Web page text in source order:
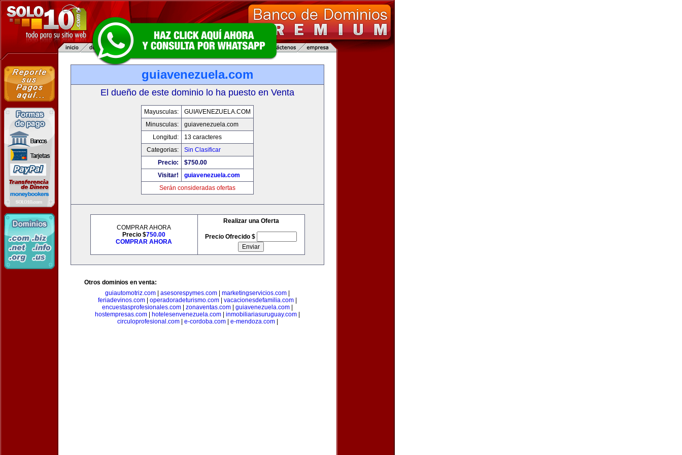
guiavenezuela.com
El dueño de este dominio lo ha puesto en Venta
Mayusculas:
GUIAVENEZUELA.COM
Minusculas:
guiavenezuela.com
Longitud:
13 caracteres
Categorias:
Sin Clasificar
Precio:
$750.00
Visitar!
guiavenezuela.com
Serán consideradas ofertas
COMPRAR AHORA
Precio $750.00
COMPRAR AHORA
Realizar una Oferta
Precio Ofrecido $
Otros dominios en venta:
guiautomotriz.com
asesorespymes.com marketingservicios.com
feriadevinos.com
operadoradeturismo.com vacacionesdefamilia.com
encuestasprofesionales.com
zonaventas.com guiavenezuela.com
hostempresas.com
hotelesenvenezuela.com inmobiliariasuruguay.com
circuloprofesional.com| e-cordoba.com| e-mendoza.com|